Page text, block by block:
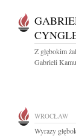
Z głębokim
Gabrieli
WROCŁAW
Wyrazy